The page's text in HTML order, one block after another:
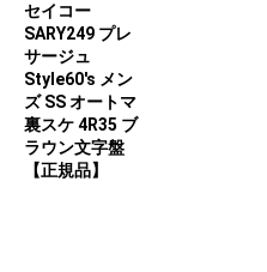
セイコー
SARY249 プレ
サージュ
Style60's メン
ズ SS オートマ
裏スケ 4R35 ブ
ラウン文字盤
【正規品】